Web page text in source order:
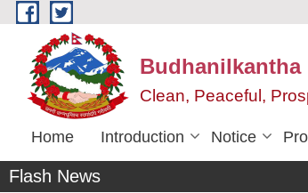
Skip to main content
Clean, Peaceful,
Home Introduction Notice
Flash News